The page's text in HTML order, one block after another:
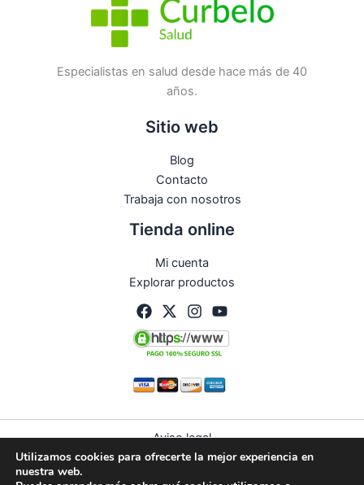
No hay preguntas todavía
Especialistas en salud desde hace más de 40
años.
Sitio web
Blog
Contacto
Trabaja con nosotros
Tienda online
Mi cuenta
Explorar productos
Aviso legal
Política de privacidad
Utilizamos cookies para ofrecerte la mejor experiencia en
nuestra web.